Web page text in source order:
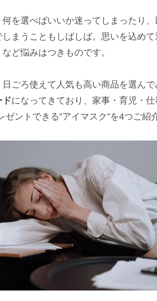
を選べばいいか迷ってしまったり
まうこともしばしば。思いを込め
ど悩みはつきものです。
ごろ使えて人気も高い商品を選ん
ドになってきており、家事・育児・
ントできる”アイマスク”を4つご紹